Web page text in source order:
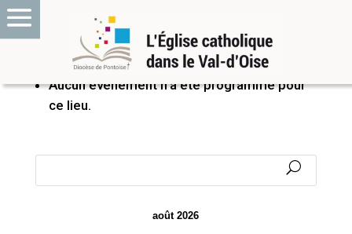
PROCHAINS ÉVÉNEMENTS
Aucun événement n’a été programmé pour
ce lieu.
août 2026